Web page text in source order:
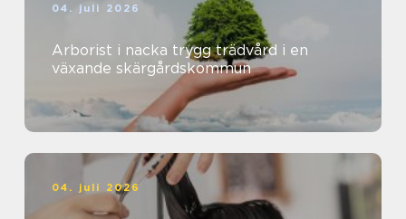
04. juli 2026
Arborist i nacka trygg trädvård i en
växande skärgårdskommun
04. juli 2026